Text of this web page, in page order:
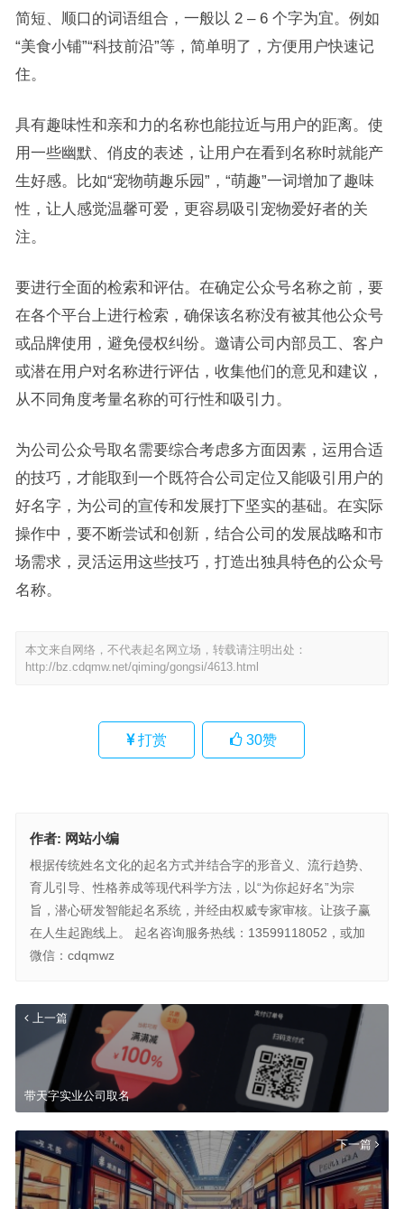
简短、顺口的词语组合，一般以 2 – 6 个字为宜。例如
“美食小铺”“科技前沿”等，简单明了，方便用户快速记
住。
具有趣味性和亲和力的名称也能拉近与用户的距离。使
用一些幽默、俏皮的表述，让用户在看到名称时就能产
生好感。比如“宠物萌趣乐园”，“萌趣”一词增加了趣味
性，让人感觉温馨可爱，更容易吸引宠物爱好者的关
注。
要进行全面的检索和评估。在确定公众号名称之前，要
在各个平台上进行检索，确保该名称没有被其他公众号
或品牌使用，避免侵权纠纷。邀请公司内部员工、客户
或潜在用户对名称进行评估，收集他们的意见和建议，
从不同角度考量名称的可行性和吸引力。
为公司公众号取名需要综合考虑多方面因素，运用合适
的技巧，才能取到一个既符合公司定位又能吸引用户的
好名字，为公司的宣传和发展打下坚实的基础。在实际
操作中，要不断尝试和创新，结合公司的发展战略和市
场需求，灵活运用这些技巧，打造出独具特色的公众号
名称。
本文来自网络，不代表起名网立场，转载请注明出处：
http://bz.cdqmw.net/qiming/gongsi/4613.html
打赏 30赞
作者: 网站小编
根据传统姓名文化的起名方式并结合字的形音义、流行趋势、
育儿引导、性格养成等现代科学方法，以“为你起好名”为宗
旨，潜心研发智能起名系统，并经由权威专家审核。让孩子赢
在人生起跑线上。 起名咨询服务热线：13599118052，或加
微信：cdqmwz
上一篇
带天字实业公司取名
下一篇